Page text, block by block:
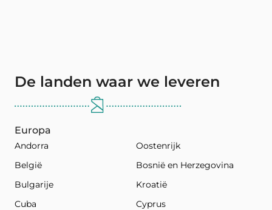
De landen waar we leveren
Europa
Andorra
Oostenrijk
België
Bosnië en Herzegovina
Bulgarije
Kroatië
Cuba
Cyprus